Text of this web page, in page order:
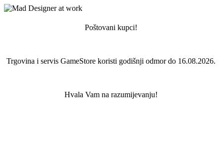
Poštovani kupci!
Trgovina i servis GameStore koristi godišnji odmor do 16.08.2026.
Hvala Vam na razumijevanju!